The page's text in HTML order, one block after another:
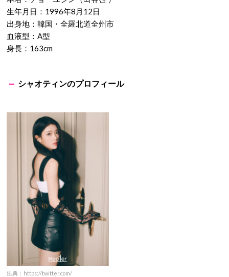
出典：https://twitter.com/
名前：ユジン
本名：チョ・ユジン（최유진 ）
生年月日：1996年8月12日
出身地：韓国・全羅北道全州市
血液型：A型
身長：163cm
シャオティンのプロフィール